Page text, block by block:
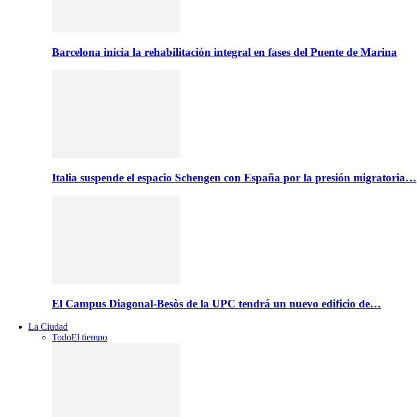
Barcelona inicia la rehabilitación integral en fases del Puente de Marina
Italia suspende el espacio Schengen con España por la presión migratoria…
El Campus Diagonal-Besòs de la UPC tendrá un nuevo edificio de…
La Ciudad
TodoEl tiempo